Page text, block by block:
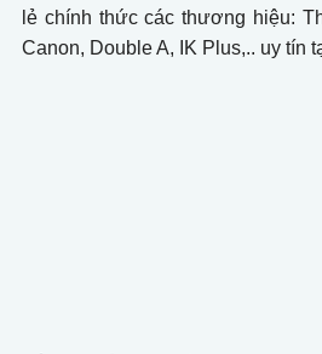
lẻ chính thức các thương hiệu:
Canon, Double A, IK Plus,.. uy tín